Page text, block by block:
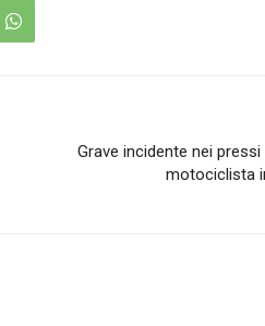
Grave incidente nei
motociclista